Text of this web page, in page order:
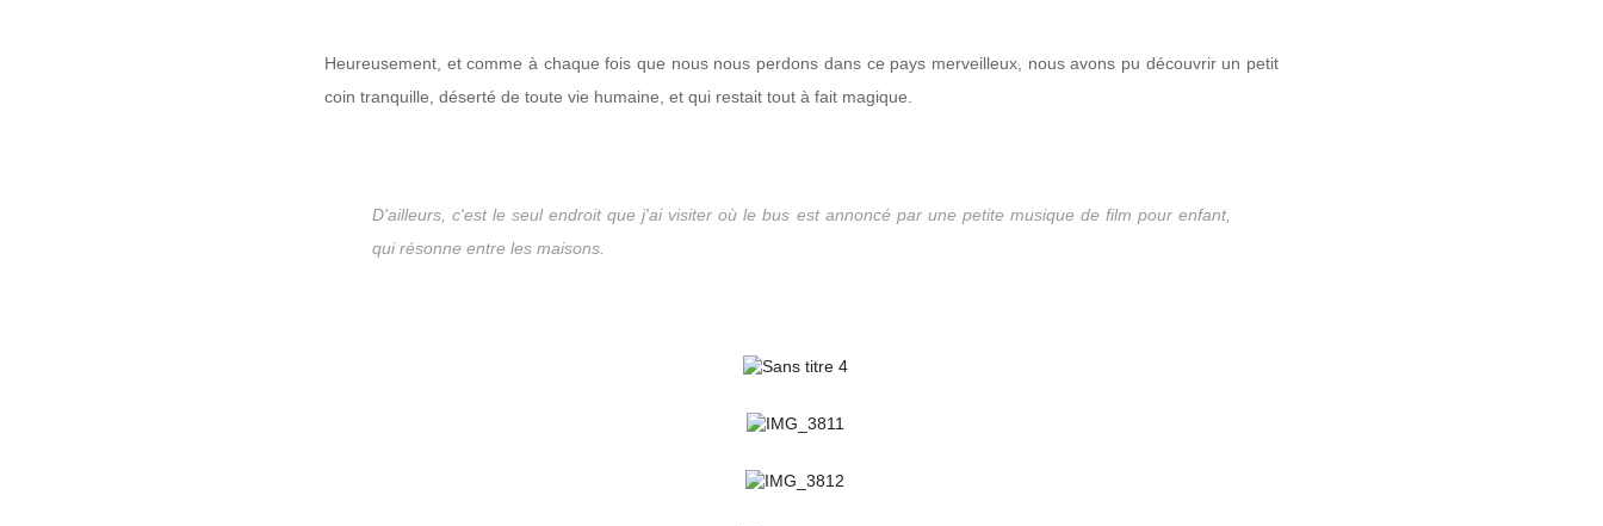
Heureusement, et comme à chaque fois que nous nous perdons dans ce pays merveilleux, nous avons pu découvrir un petit
coin tranquille, déserté de toute vie humaine, et qui restait tout à fait magique.
D'ailleurs, c'est le seul endroit que j'ai visiter où le bus est annoncé par une petite musique de film pour enfant,
qui résonne entre les maisons.